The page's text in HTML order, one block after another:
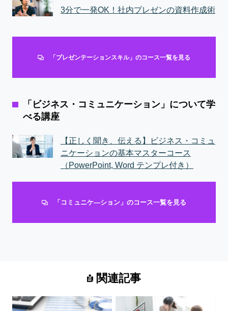
3分で一発OK！社内プレゼンの資料作成術
「プレゼンテーションスキル」のコース一覧を見る
「ビジネス・コミュニケーション」について学
べる講座
【正しく聞き、伝える】ビジネス・コミュ
ニケーションの基本マスターコース
（PowerPoint, Word テンプレ付き）
「コミュニケ―ション」のコース一覧を見る
関連記事